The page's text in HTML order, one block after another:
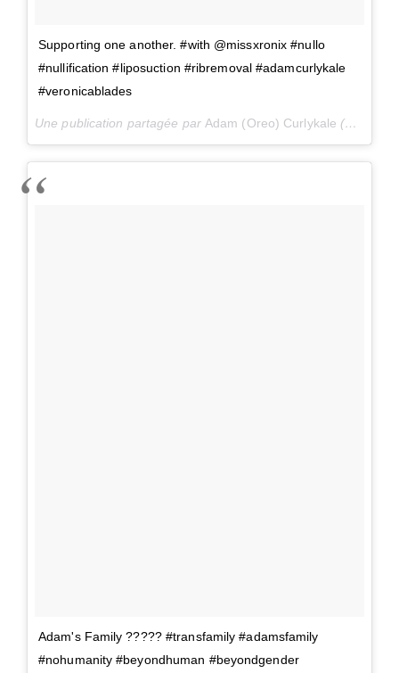
Supporting one another. #with @missxronix #nullo
#nullification #liposuction #ribremoval #adamcurlykale
#veronicablades
Une publication partagée par Adam (Oreo) Curlykale (@adam.curlykale) le
Adam's Family ????? #transfamily #adamsfamily
#nohumanity #beyondhuman #beyondgender